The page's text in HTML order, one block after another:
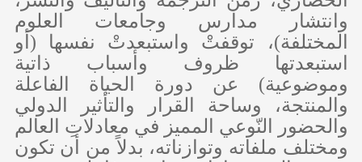
وانتشار مدارس وجامعات العلوم
المختلفة)، توقفتْ واستبعدتْ نفسها (أو
استبعدتها ظروف وأسباب ذاتية
وموضوعية) عن دورة الحياة الفاعلة
والمنتجة، وساحة القرار والتأثير الدولي
والحضور النّوعي المميز في معادلاتِ العالم
ومختلف ملفاته وتوازناته، بدلاً من أن تكون